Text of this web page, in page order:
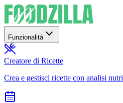
Funzionalità
Creatore di Ricette
Crea e gestisci ricette con analisi